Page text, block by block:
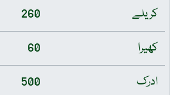
کریلے
260
کھیرا
60
ادرک
500